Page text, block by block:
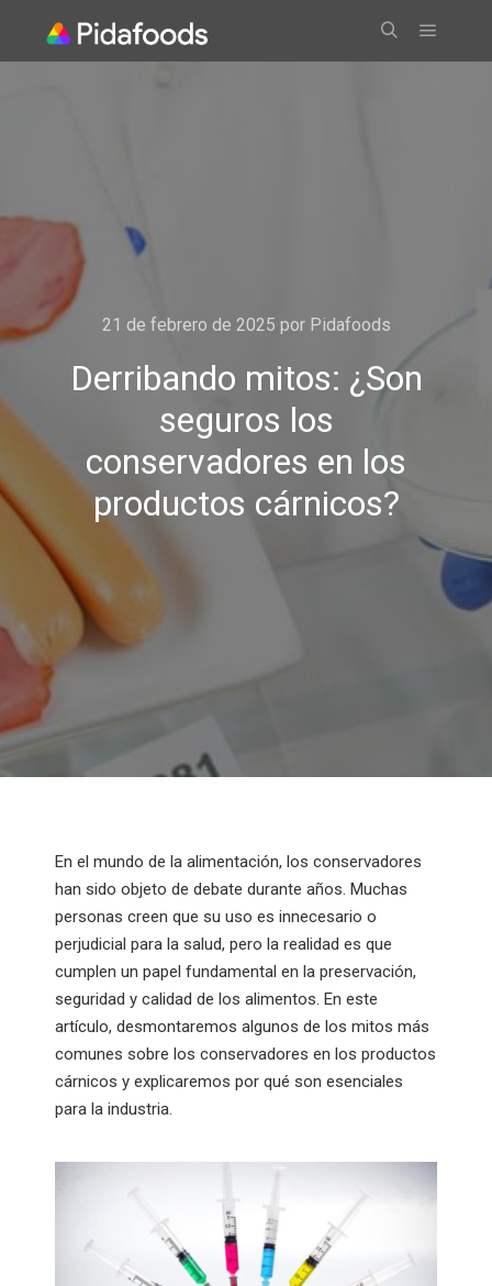
21 de febrero de 2025 por Pidafoods
Derribando mitos: ¿Son
seguros los
conservadores en los
productos cárnicos?
En el mundo de la alimentación, los conservadores
han sido objeto de debate durante años. Muchas
personas creen que su uso es innecesario o
perjudicial para la salud, pero la realidad es que
cumplen un papel fundamental en la preservación,
seguridad y calidad de los alimentos. En este
artículo, desmontaremos algunos de los mitos más
comunes sobre los conservadores en los productos
cárnicos y explicaremos por qué son esenciales
para la industria.